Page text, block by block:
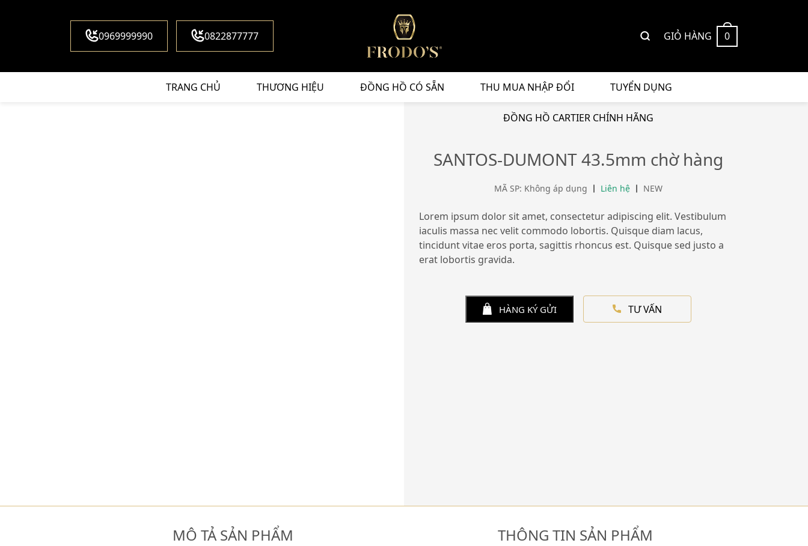
0969999990 0822877777 GIỎ HÀNG 0
TRANG CHỦ THƯƠNG HIỆU ĐỒNG HỒ CÓ SẴN THU MUA NHẬP ĐỔI TUYỂN DỤNG
ĐỒNG HỒ CARTIER CHÍNH HÃNG
SANTOS-DUMONT 43.5mm chờ hàng
MÃ SP: Không áp dụng Liên hệ NEW
Lorem ipsum dolor sit amet, consectetur adipiscing elit. Vestibulum
iaculis massa nec velit commodo lobortis. Quisque diam lacus,
tincidunt vitae eros porta, sagittis rhoncus est. Quisque sed justo a
erat lobortis gravida.
HÀNG KÝ GỬI TƯ VẤN
MÔ TẢ SẢN PHẨM THÔNG TIN SẢN PHẨM